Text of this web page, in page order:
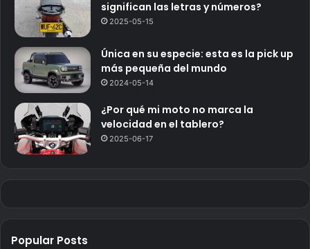
significan las letras y números?
2025-05-15
Única en su especie: esta es la pick up
más pequeña del mundo
2024-05-14
¿Por qué mi moto no marca la
velocidad en el tablero?
2025-06-17
Popular Posts